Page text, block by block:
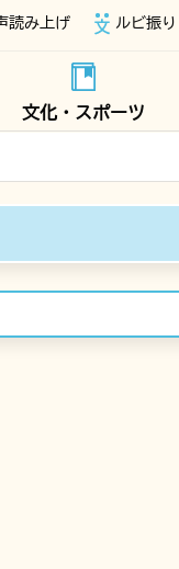
読み上げ ルビ振り
文化・スポーツ